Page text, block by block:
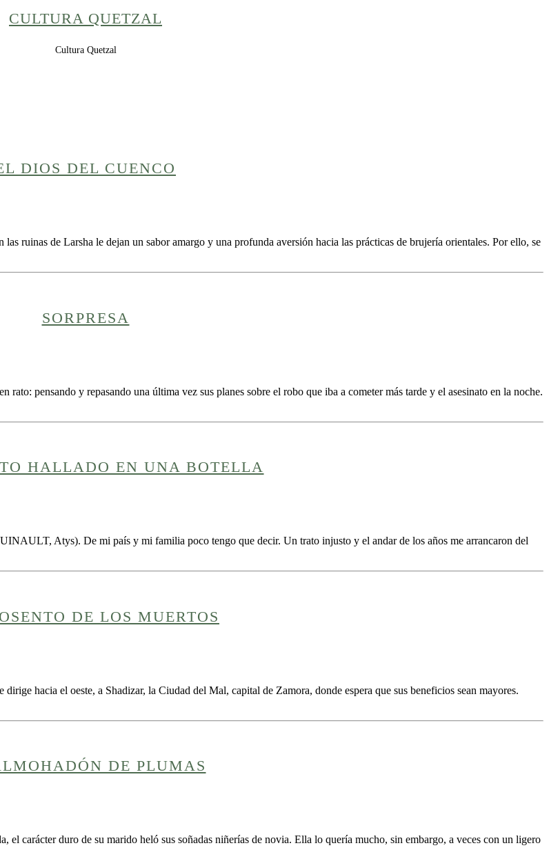
CULTURA QUETZAL
Cultura Quetzal
DIOS DEL CUENCO
ruinas de Larsha le dejan un sabor amargo y una profunda aversión hacia las prácticas de brujería orientales. Por ello, se
SORPRESA
pensando y repasando una última vez sus planes sobre el robo que iba a cometer más tarde y el asesinato en la noche.
HALLADO EN UNA BOTELLA
Atys). De mi país y mi familia poco tengo que decir. Un trato injusto y el andar de los años me arrancaron del
DE LOS MUERTOS
hacia el oeste, a Shadizar, la Ciudad del Mal, capital de Zamora, donde espera que sus beneficios sean mayores.
DE PLUMAS
carácter duro de su marido heló sus soñadas niñerías de novia. Ella lo quería mucho, sin embargo, a veces con un ligero